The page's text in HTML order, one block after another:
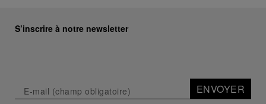
S’inscrire à notre newsletter
ENVOYER